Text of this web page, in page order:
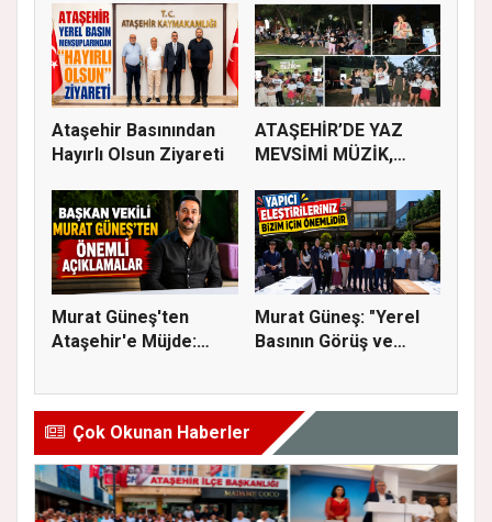
Ataşehir Basınından
Hayırlı Olsun Ziyareti
ATAŞEHİR’DE YAZ
MEVSİMİ MÜZİK,
Murat Güneş'ten
Ataşehir'e Müjde:
Murat Güneş: "Yerel
Basının Görüş ve
Çok Okunan Haberler